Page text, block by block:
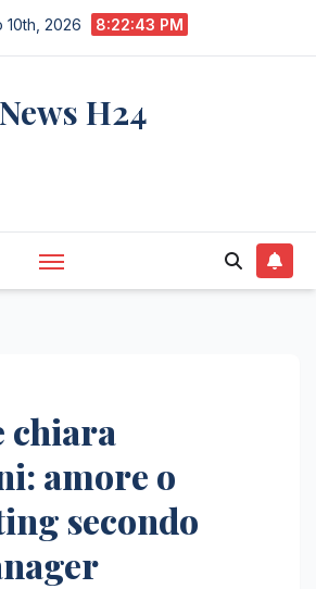
10th, 2026 8:22:44 PM
News H24
chiara
amore o
secondo